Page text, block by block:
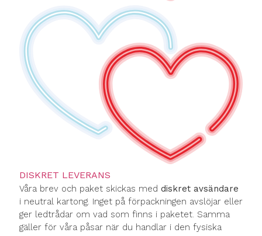
DISKRET LEVERANS
Våra brev och paket skickas med diskret avsändare
i neutral kartong. Inget på förpackningen avslöjar eller
ger ledtrådar om vad som finns i paketet. Samma
gäller för våra påsar när du handlar i den fysiska